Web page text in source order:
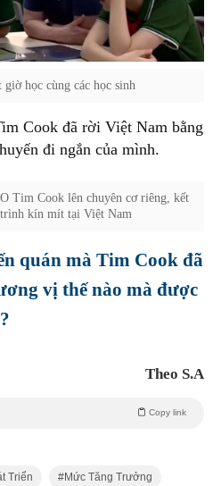
học cùng các học sinh
Cook đã rời Việt Nam bằng
đi ngắn của mình.
Tim Cook lên chuyên cơ riêng, kết
kín mít tại Việt Nam
quán mà Tim Cook đã
vị thế nào mà được
Theo S.A
Copy link
Triển Mức Tăng Trưởng